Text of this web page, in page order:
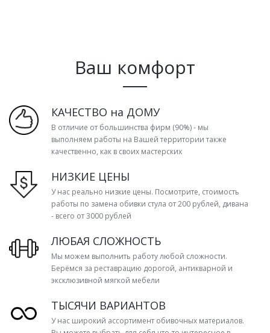
Ваш комфорт
КАЧЕСТВО на ДОМУ
В отличие от большинства фирм (90%) - мы
выполняем работы на Вашей территории также
качественно, как в своих мастерских
НИЗКИЕ ЦЕНЫ
У нас реально низкие цены. Посмотрите, стоимость
работы по замена обивки стула от 200 рублей, дивана
- всего от 3000 рублей
ЛЮБАЯ СЛОЖНОСТЬ
Мы можем выполнить работу любой сложности.
Берёмся за реставрацию дорогой, антикварной и
эксклюзивной мягкой мебели
ТЫСЯЧИ ВАРИАНТОВ
У нас широкий ассортимент обивочных материалов.